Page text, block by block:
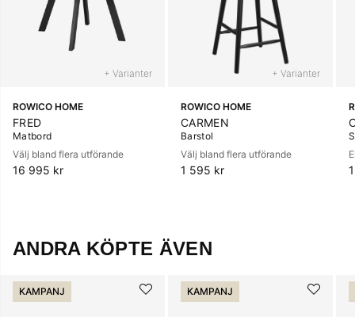
+ Varianter
ROWICO HOME
FRED
Matbord
Välj bland flera utförande
16 995 kr
+ Varianter
ROWICO HOME
CARMEN
Barstol
Välj bland flera utförande
1 595 kr
ANDRA KÖPTE ÄVEN
KAMPANJ KAMPANJ